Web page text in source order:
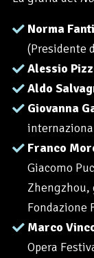
Norma
(Presidente
Alessio
Aldo
Giovanna
Franco
Giacomo
Zhengzhou,
Fondazione
Marco
Opera